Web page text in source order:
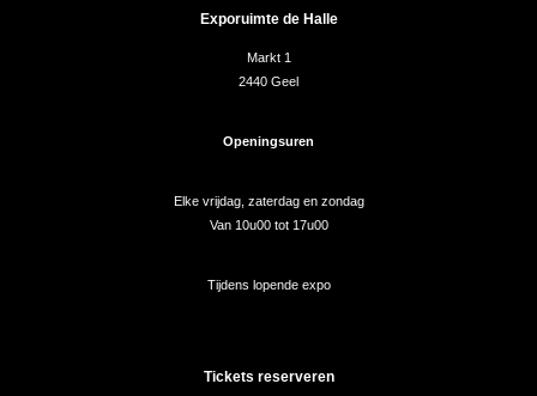
Exporuimte de Halle
Markt 1
2440 Geel
Openingsuren
Elke vrijdag, zaterdag en zondag
Van 10u00 tot 17u00
Tijdens lopende expo
Tickets reserveren